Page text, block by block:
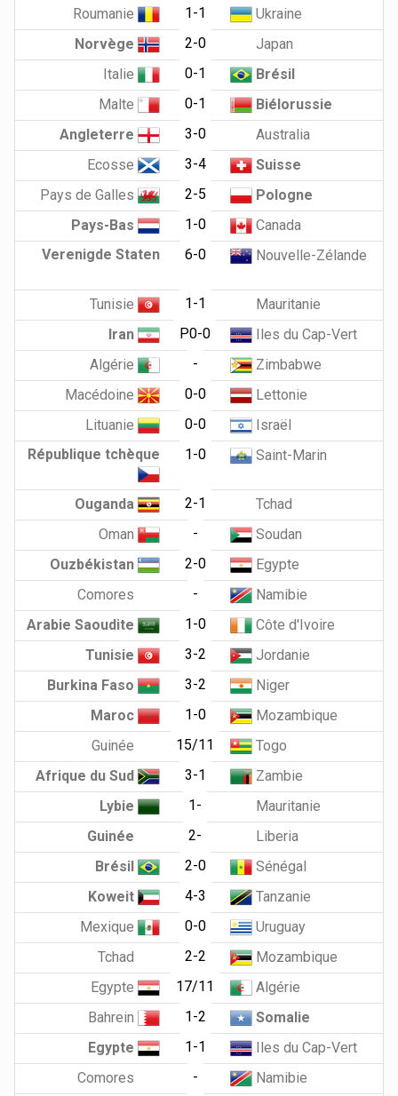
Roumanie 1-1
Ukraine
Norvège
2-0
Japan
Italie
0-1
Brésil
Malte
0-1
Biélorussie
Angleterre
3-0
Australia
Ecosse
3-4
Suisse
Pays de Galles
2-5
Pologne
Pays-Bas
1-0
Canada
Verenigde Staten
6-0 Nouvelle-Zélande
Tunisie 1-1
Mauritanie
Iran
P0-0
Iles du Cap-Vert
Algérie
-
Zimbabwe
Macédoine
0-0
Lettonie
Lituanie
0-0
Israël
République tchèque
1-0 Saint-Marin
Ouganda 2-1
Tchad
Oman
-
Soudan
Ouzbékistan
2-0
Egypte
Comores
-
Namibie
Arabie Saoudite
1-0
Côte d'Ivoire
Tunisie
3-2
Jordanie
Burkina Faso
3-2
Niger
Maroc
1-0
Mozambique
Guinée
15/11
Togo
Afrique du Sud
3-1
Zambie
Lybie
1-
Mauritanie
Guinée
2-
Liberia
Brésil
2-0
Sénégal
Koweit
4-3
Tanzanie
Mexique
0-0
Uruguay
Tchad
2-2
Mozambique
Egypte
17/11
Algérie
Bahrein
1-2
Somalie
Egypte
1-1
Iles du Cap-Vert
Comores
-
Namibie